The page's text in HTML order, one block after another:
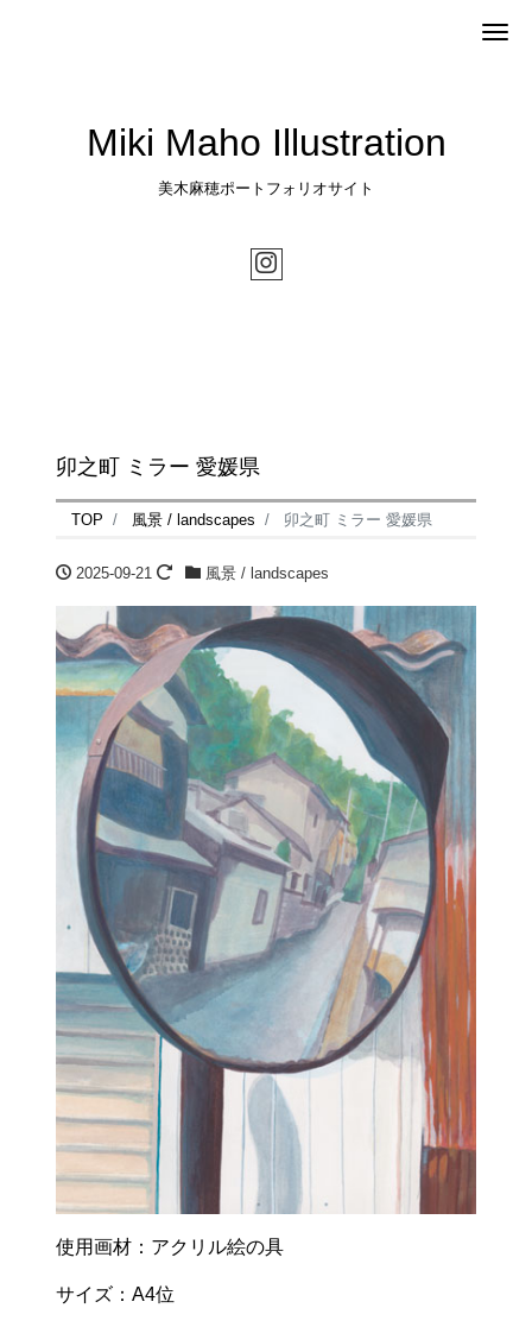
Miki Maho Illustration
美木麻穂ポートフォリオサイト
卯之町 ミラー 愛媛県
TOP 風景 / landscapes 卯之町 ミラー 愛媛県
2025-09-21 風景 / landscapes
使用画材：アクリル絵の具
サイズ：A4位